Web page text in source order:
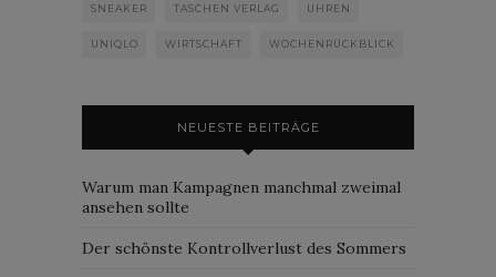
SNEAKER TASCHEN VERLAG UHREN
UNIQLO WIRTSCHAFT WOCHENRÜCKBLICK
NEUESTE BEITRÄGE
Warum man Kampagnen manchmal zweimal
ansehen sollte
Der schönste Kontrollverlust des Sommers